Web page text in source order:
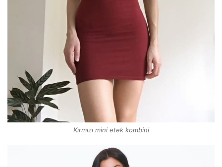
Kırmızı mini etek kombini